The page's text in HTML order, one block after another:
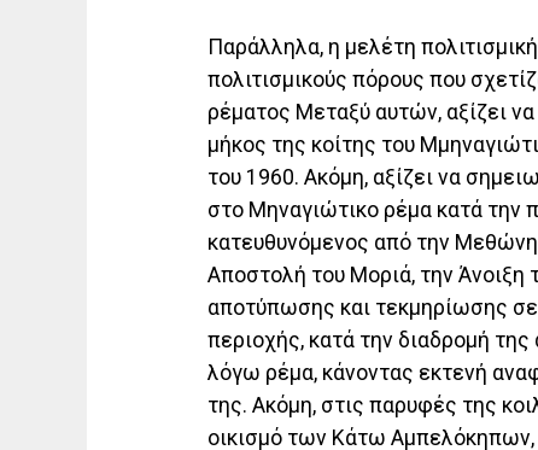
Παράλληλα, η μελέτη
πολιτισμικούς πόρους που
ρέματος Μεταξύ αυτών, αξίζει
μήκος της κοίτης του
του 1960. Ακόμη, αξίζει να
στο Μηναγιώτικο ρέμα κατά την
κατευθυνόμενος από την
Αποστολή του Μοριά, την Άνοιξη
αποτύπωσης και τεκμηρίωσης σε
περιοχής, κατά την διαδρομή
λόγω ρέμα, κάνοντας εκτενή
της. Ακόμη, στις παρυφές της
οικισμό των Κάτω